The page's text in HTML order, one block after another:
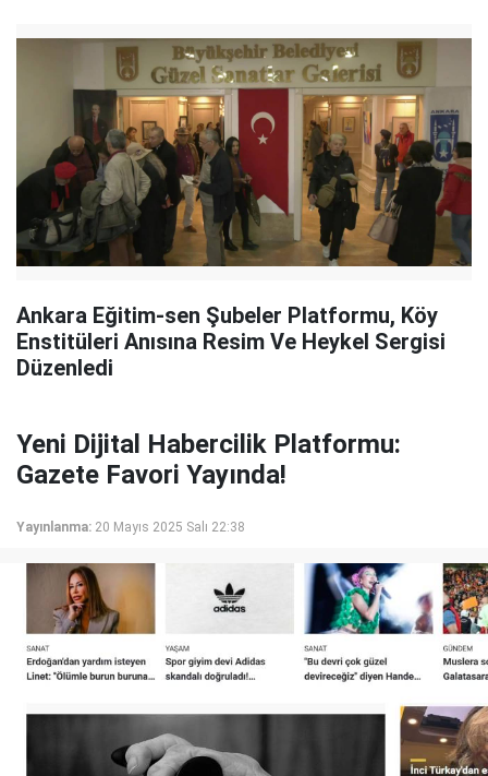
Ankara Eğitim-sen Şubeler Platformu, Köy
Enstitüleri Anısına Resim Ve Heykel Sergisi
Düzenledi
Yeni Dijital Habercilik Platformu:
Gazete Favori Yayında!
Yayınlanma: 20 Mayıs 2025 Salı 22:38